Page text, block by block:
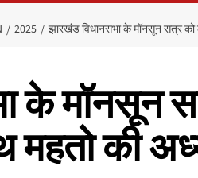
2025 झारखंड विधानसभा के मॉनसून सत्र को
के मॉनसून
महतो की